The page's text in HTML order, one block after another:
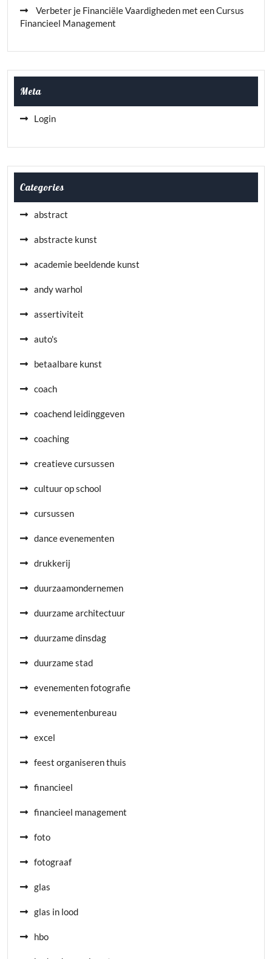
Verbeter je Financiële Vaardigheden met een Cursus
Financieel Management
Meta
Login
Categories
abstract
abstracte kunst
academie beeldende kunst
andy warhol
assertiviteit
auto's
betaalbare kunst
coach
coachend leidinggeven
coaching
creatieve cursussen
cultuur op school
cursussen
dance evenementen
drukkerij
duurzaamondernemen
duurzame architectuur
duurzame dinsdag
duurzame stad
evenementen fotografie
evenementenbureau
excel
feest organiseren thuis
financieel
financieel management
foto
fotograaf
glas
glas in lood
hbo